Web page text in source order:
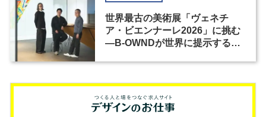
世界最古の美術展「ヴェネチ
ア・ビエンナーレ2026」に挑む
―B-OWNDが世界に提示する美